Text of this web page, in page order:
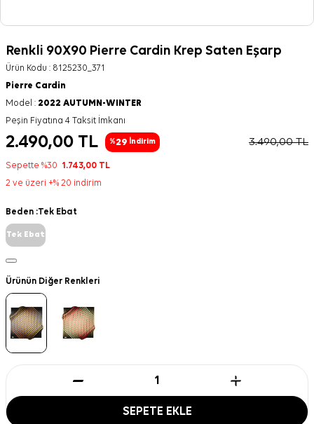
Renkli 90X90 Pierre Cardin Krep Saten Eşarp
Ürün Kodu : 8125230_371
Pierre Cardin
Model : 2022 AUTUMN-WINTER
Peşin Fiyatına 4 Taksit İmkanı
2.490,00 TL %29 İndirim 3.490,00TL
Sepette %30 1.743,00 TL
2 ve üzeri +% 20 indirim
Beden :Tek Ebat
Tek Ebat
Ürünün Diğer Renkleri
SEPETE EKLE